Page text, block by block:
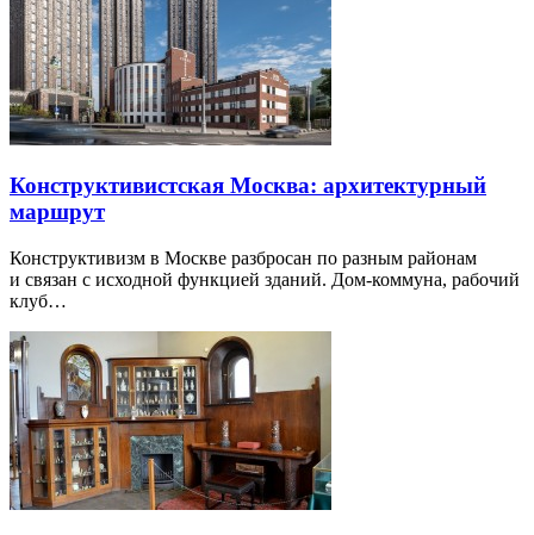
Конструктивистская Москва: архитектурный
маршрут
Конструктивизм в Москве разбросан по разным районам
и связан с исходной функцией зданий. Дом-коммуна, рабочий
клуб…